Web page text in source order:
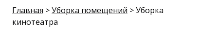
Главная >Уборка помещений > Уборка
кинотеатра